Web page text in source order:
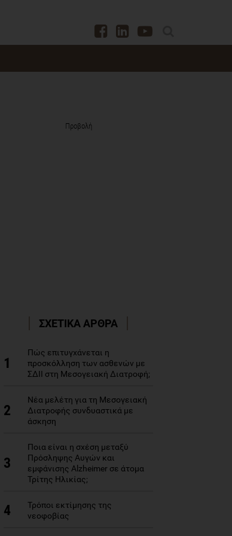
Προβολή
ΣΧΕΤΙΚΑ ΑΡΘΡΑ
1
Πώς επιτυγχάνεται η
προσκόλληση των ασθενών με
ΣΔΙΙ στη Μεσογειακή Διατροφή;
2
Νέα μελέτη για τη Μεσογειακή
Διατροφής συνδυαστικά με
άσκηση
3
Ποια είναι η σχέση μεταξύ
Πρόσληψης Αυγών και
εμφάνισης Alzheimer σε άτομα
Τρίτης Ηλικίας;
4
Τρόποι εκτίμησης της
νεοφοβίας